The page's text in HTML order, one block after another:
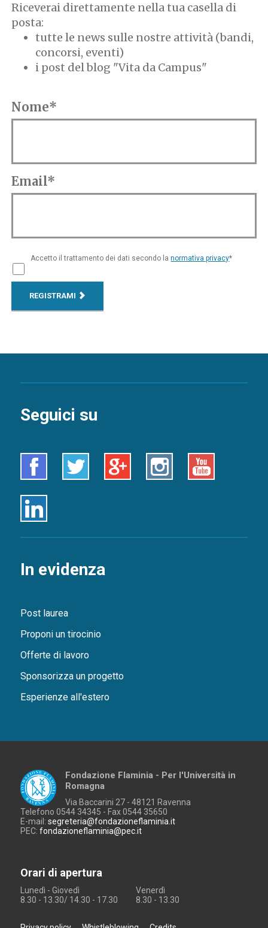
Riceverai direttamente nella tua casella di
posta:
tutte le news sulle nostre attività (bandi,
concorsi, eventi)
i post del blog "Vita da Campus"
Nome*
Email*
Accetto il trattamento dei dati secondo lanormativa privacy*
REGISTRAMI
Seguici su
Facebook Twitter Google+ Instagram Youtube
Linkedin
In evidenza
Post laurea
Proponi un tirocinio
Offerte di lavoro
Sponsorizza un progetto
Esperienze all'estero
Fondazione Flaminia - Per l'Università in
Romagna
Via Baccarini 27 - 48121 Ravenna
Telefono 0544 34345 - Fax 0544 35650
E-mail:segreteria@fondazioneflaminia.it
PEC:fondazioneflaminia@pec.it
Orari di apertura
Lunedì - Giovedì
8.30 - 13.30/ 14.30 - 17.30
Venerdì
8.30 - 13.30